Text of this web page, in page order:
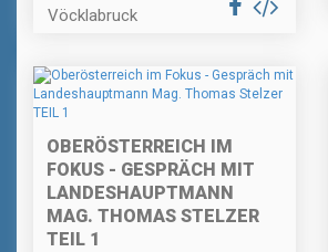
Vöcklabruck
OBERÖSTERREICH IM
FOKUS - GESPRÄCH MIT
LANDESHAUPTMANN
MAG. THOMAS STELZER
TEIL 1